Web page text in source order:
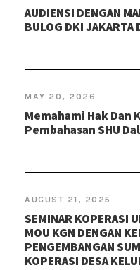
AUDIENSI DENGAN
BULOG DKI JAKARTA
MAY 20, 2026
Memahami Hak Dan
Pembahasan SHU
AUGUST 21, 2025
SEMINAR KOPERASI
MOU KGN DENGAN
PENGEMBANGAN
KOPERASI DESA